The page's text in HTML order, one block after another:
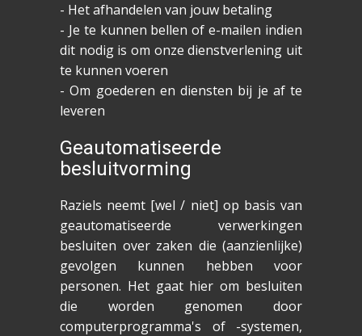
- Het afhandelen van jouw betaling
- Je te kunnen bellen of e-mailen indien
dit nodig is om onze dienstverlening uit
te kunnen voeren
- Om goederen en diensten bij je af te
leveren
Geautomatiseerde
besluitvorming
Raziels neemt [wel / niet] op basis van
geautomatiseerde verwerkingen
besluiten over zaken die (aanzienlijke)
gevolgen kunnen hebben voor
personen. Het gaat hier om besluiten
die worden genomen door
computerprogramma's of -systemen,